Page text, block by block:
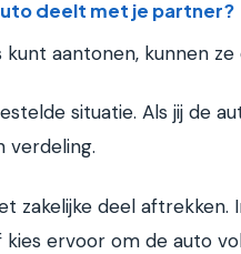
deelt met je partner?
kunt aantonen, kunnen
situatie. Als jij de
verdeling.
zakelijke deel
ervoor om de auto